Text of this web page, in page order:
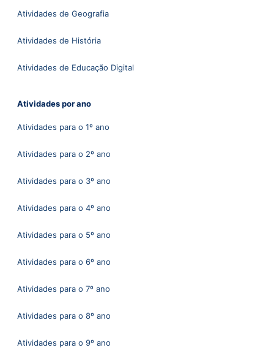
Atividades de Geografia
Atividades de História
Atividades de Educação Digital
Atividades por ano
Atividades para o 1º ano
Atividades para o 2º ano
Atividades para o 3º ano
Atividades para o 4º ano
Atividades para o 5º ano
Atividades para o 6º ano
Atividades para o 7º ano
Atividades para o 8º ano
Atividades para o 9º ano